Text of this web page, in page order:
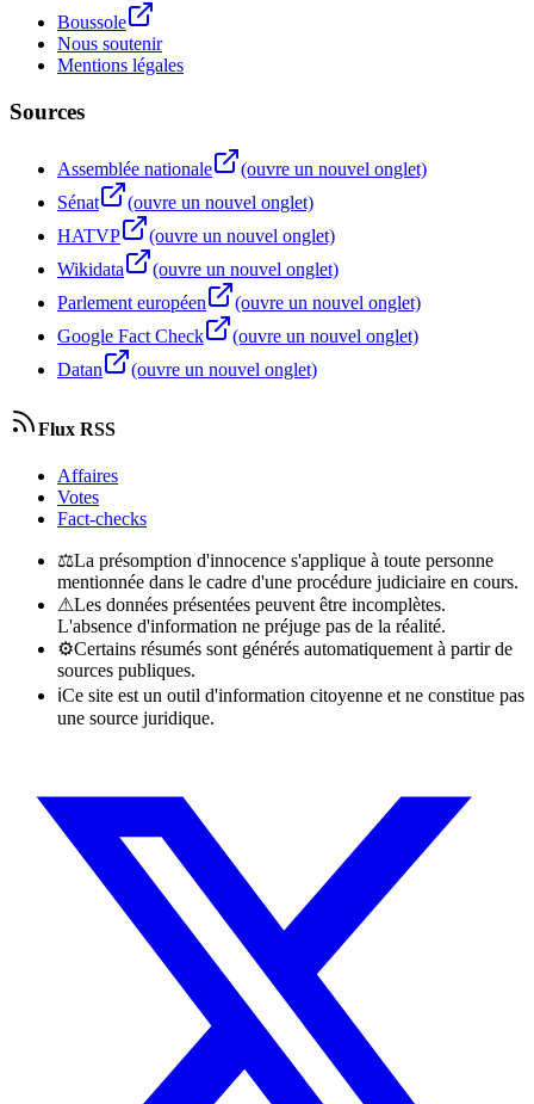
Boussole
Nous soutenir
Mentions légales
Sources
Assemblée nationale
(ouvre un nouvel onglet)
Sénat
(ouvre un nouvel onglet)
HATVP
(ouvre un nouvel onglet)
Wikidata
(ouvre un nouvel onglet)
Parlement européen
(ouvre un nouvel onglet)
Google Fact Check
(ouvre un nouvel onglet)
Datan
(ouvre un nouvel onglet)
Flux RSS
Affaires
Votes
Fact-checks
⚖La présomption d'innocence s'applique à toute personne
mentionnée dans le cadre d'une procédure judiciaire en cours.
⚠Les données présentées peuvent être incomplètes.
L'absence d'information ne préjuge pas de la réalité.
⚙Certains résumés sont générés automatiquement à partir de
sources publiques.
ℹCe site est un outil d'information citoyenne et ne constitue pas
une source juridique.